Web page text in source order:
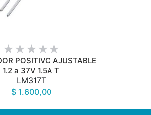
VISTA RÁPIDA
POSITIVO AJUSTABLE
1.2 a 37V 1.5A T
LM317T
$ 1.600,00